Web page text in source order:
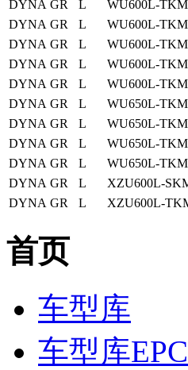
DYNA GR L WU600L-
DYNA GR L WU600L-
DYNA GR L WU600L-
DYNA GR L WU600L-
DYNA GR L WU600L-
DYNA GR L WU650L-
DYNA GR L WU650L-
DYNA GR L WU650L-
DYNA GR L WU650L-
DYNA GR L XZU600L-
DYNA GR L XZU600L-
首页
车型库
车型库